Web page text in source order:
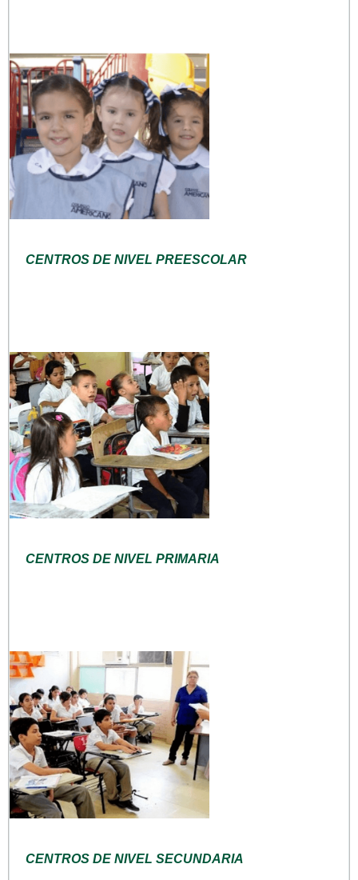
CENTROS DE NIVEL PREESCOLAR
CENTROS DE NIVEL PRIMARIA
CENTROS DE NIVEL SECUNDARIA